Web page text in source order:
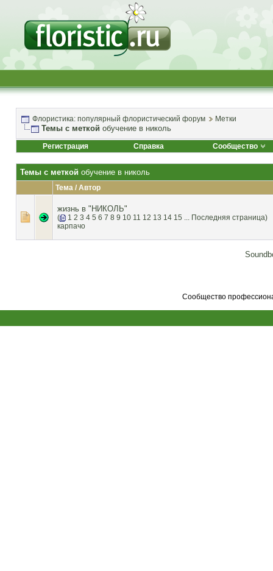
Флористика: популярный флористический форум Метки
Темы с меткой обучение в николь
Регистрация Справка Сообщество
Темы с меткой обучение в николь
Тема / Автор
жизнь в "НИКОЛЬ"
( 1 2 3 4 5 6 7 8 9 10 11 12 13 14 15 ... Последняя страница)
карпачо
Сообщество